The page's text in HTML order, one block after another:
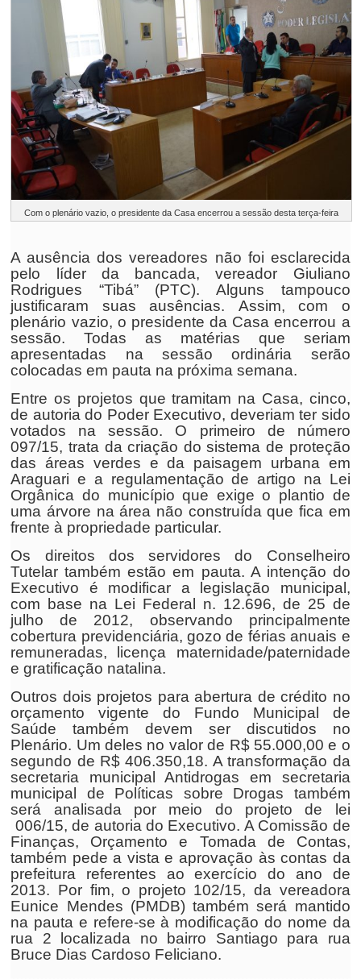
Com o plenário vazio, o presidente da Casa encerrou a sessão desta terça-feira
A ausência dos vereadores não foi esclarecida
pelo líder da bancada, vereador Giuliano
Rodrigues “Tibá” (PTC). Alguns tampouco
justificaram suas ausências. Assim, com o
plenário vazio, o presidente da Casa encerrou a
sessão. Todas as matérias que seriam
apresentadas na sessão ordinária serão
colocadas em pauta na próxima semana.
Entre os projetos que tramitam na Casa, cinco,
de autoria do Poder Executivo, deveriam ter sido
votados na sessão. O primeiro de número
097/15, trata da criação do sistema de proteção
das áreas verdes e da paisagem urbana em
Araguari e a regulamentação de artigo na Lei
Orgânica do município que exige o plantio de
uma árvore na área não construída que fica em
frente à propriedade particular.
Os direitos dos servidores do Conselheiro
Tutelar também estão em pauta. A intenção do
Executivo é modificar a legislação municipal,
com base na Lei Federal n. 12.696, de 25 de
julho de 2012, observando principalmente
cobertura previdenciária, gozo de férias anuais e
remuneradas, licença maternidade/paternidade
e gratificação natalina.
Outros dois projetos para abertura de crédito no
orçamento vigente do Fundo Municipal de
Saúde também devem ser discutidos no
Plenário. Um deles no valor de R$ 55.000,00 e o
segundo de R$ 406.350,18. A transformação da
secretaria municipal Antidrogas em secretaria
municipal de Políticas sobre Drogas também
será analisada por meio do projeto de lei
006/15, de autoria do Executivo. A Comissão de
Finanças, Orçamento e Tomada de Contas,
também pede a vista e aprovação às contas da
prefeitura referentes ao exercício do ano de
2013. Por fim, o projeto 102/15, da vereadora
Eunice Mendes (PMDB) também será mantido
na pauta e refere-se à modificação do nome da
rua 2 localizada no bairro Santiago para rua
Bruce Dias Cardoso Feliciano.